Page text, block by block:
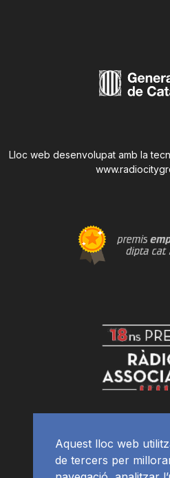
Lloc web desenvolupat amb la
Aquest lloc web
de tercers per